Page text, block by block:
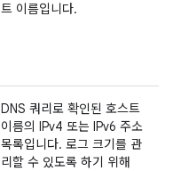
트 이름입니다.
DNS 쿼리로 확인된 호스트
이름의 IPv4 또는 IPv6 주소
목록입니다. 로그 크기를 관
리할 수 있도록 하기 위해